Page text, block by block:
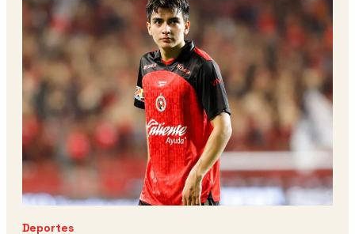
Deportes